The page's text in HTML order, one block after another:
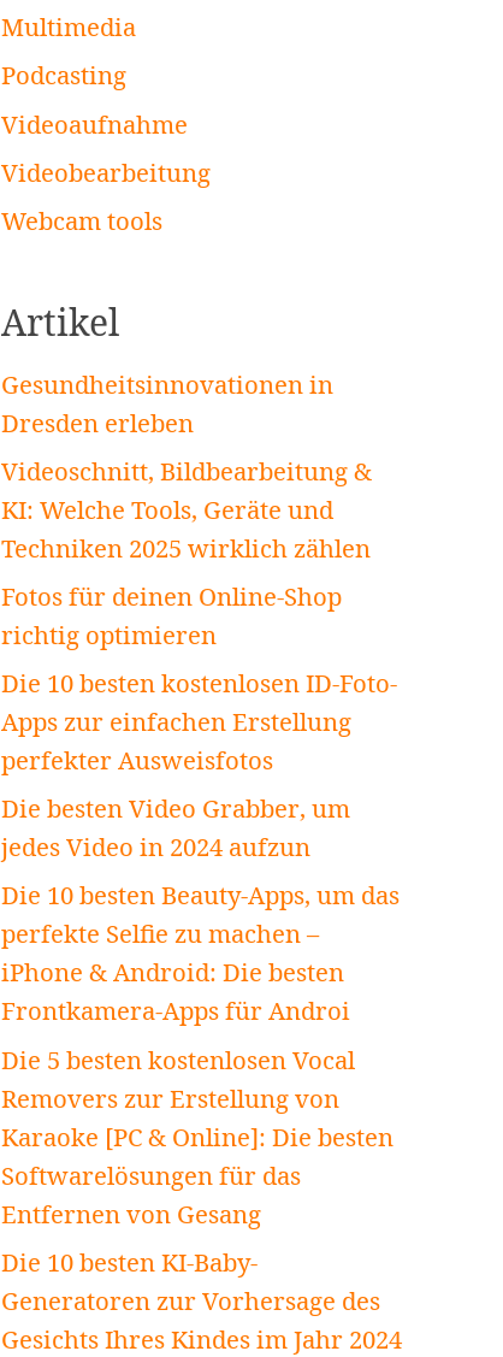
Multimedia
Podcasting
Videoaufnahme
Videobearbeitung
Webcam tools
Artikel
Gesundheitsinnovationen in
Dresden erleben
Videoschnitt, Bildbearbeitung &
KI: Welche Tools, Geräte und
Techniken 2025 wirklich zählen
Fotos für deinen Online-Shop
richtig optimieren
Die 10 besten kostenlosen ID-Foto-
Apps zur einfachen Erstellung
perfekter Ausweisfotos
Die besten Video Grabber, um
jedes Video in 2024 aufzun
Die 10 besten Beauty-Apps, um das
perfekte Selfie zu machen –
iPhone & Android: Die besten
Frontkamera-Apps für Androi
Die 5 besten kostenlosen Vocal
Removers zur Erstellung von
Karaoke [PC & Online]: Die besten
Softwarelösungen für das
Entfernen von Gesang
Die 10 besten KI-Baby-
Generatoren zur Vorhersage des
Gesichts Ihres Kindes im Jahr 2024